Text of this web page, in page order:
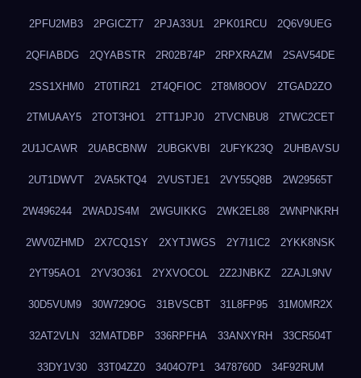
2PFU2MB3 2PGICZT7 2PJA33U1 2PK01RCU 2Q6V9UEG
2QFIABDG 2QYABSTR 2R02B74P 2RPXRAZM 2SAV54DE
2SS1XHM0 2T0TIR21 2T4QFIOC 2T8M8OOV 2TGAD2ZO
2TMUAAY5 2TOT3HO1 2TT1JPJ0 2TVCNBU8 2TWC2CET
2U1JCAWR 2UABCBNW 2UBGKVBI 2UFYK23Q 2UHBAVSU
2UT1DWVT 2VA5KTQ4 2VUSTJE1 2VY55Q8B 2W29565T
2W496244 2WADJS4M 2WGUIKKG 2WK2EL88 2WNPNKRH
2WV0ZHMD 2X7CQ1SY 2XYTJWGS 2Y7I1IC2 2YKK8NSK
2YT95AO1 2YV3O361 2YXVOCOL 2Z2JNBKZ 2ZAJL9NV
30D5VUM9 30W729OG 31BVSCBT 31L8FP95 31M0MR2X
32AT2VLN 32MATDBP 336RPFHA 33ANXYRH 33CR504T
33DY1V30 33T04ZZ0 3404O7P1 3478760D 34F92RUM